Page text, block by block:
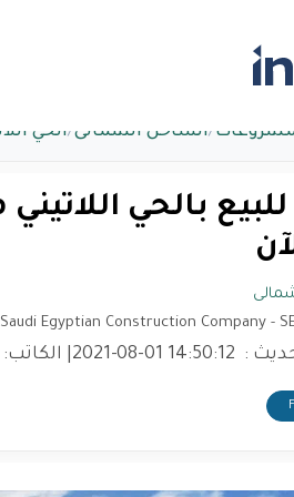
/الساحل الشمالى/الحي
:
2021-08-01 14:50:12 | الكاتب: